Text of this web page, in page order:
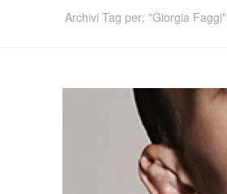
Archivi Tag per: "Giorgia Faggi"